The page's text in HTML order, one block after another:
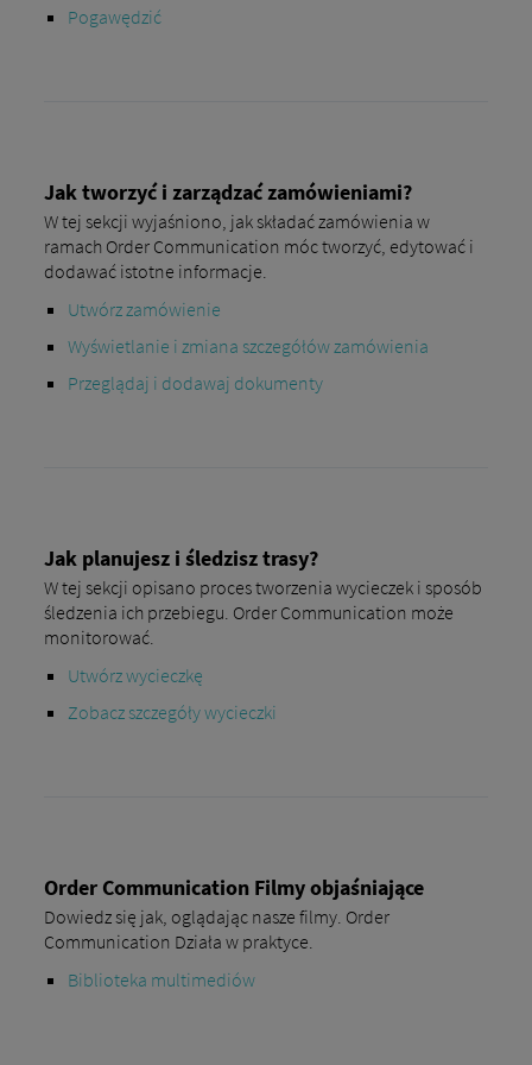
Pogawędzić
Jak tworzyć i zarządzać zamówieniami?
W tej sekcji wyjaśniono, jak składać zamówienia w
ramach Order Communication móc tworzyć, edytować i
dodawać istotne informacje.
Utwórz zamówienie
Wyświetlanie i zmiana szczegółów zamówienia
Przeglądaj i dodawaj dokumenty
Jak planujesz i śledzisz trasy?
W tej sekcji opisano proces tworzenia wycieczek i sposób
śledzenia ich przebiegu. Order Communication może
monitorować.
Utwórz wycieczkę
Zobacz szczegóły wycieczki
Order Communication Filmy objaśniające
Dowiedz się jak, oglądając nasze filmy. Order
Communication Działa w praktyce.
Biblioteka multimediów